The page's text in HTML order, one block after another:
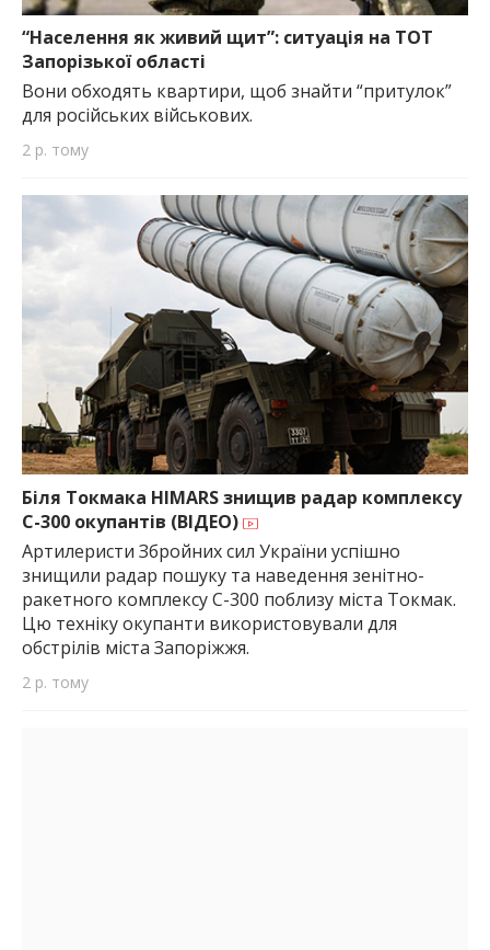
найважливішу інформацію про події
міста Запоріжжя та області.
“Населення як живий щит”: ситуація на ТОТ
Запорізької області
Вони обходять квартири, щоб знайти “притулок”
для російських військових.
2 р. тому
Біля Токмака HIMARS знищив радар комплексу
С-300 окупантів (ВІДЕО)
Артилеристи Збройних сил України успішно
знищили радар пошуку та наведення зенітно-
ракетного комплексу С-300 поблизу міста Токмак.
Цю техніку окупанти використовували для
обстрілів міста Запоріжжя.
2 р. тому